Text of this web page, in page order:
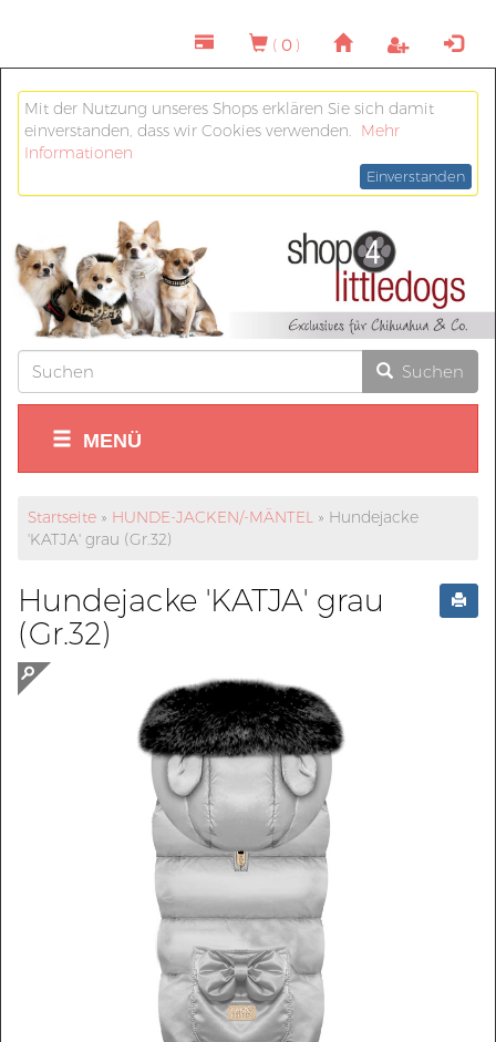
( 0 )
Mit der Nutzung unseres Shops erklären Sie sich damit
einverstanden, dass wir Cookies verwenden. Mehr
Informationen
Einverstanden
Suchen
MENÜ
Startseite » HUNDE-JACKEN/-MÄNTEL » Hundejacke
'KATJA' grau (Gr.32)
Hundejacke 'KATJA' grau
(Gr.32)